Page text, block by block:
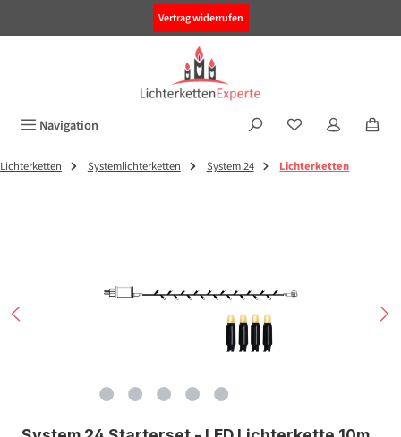
Vertrag widerrufen
Navigation
Lichterketten Systemlichterketten System 24 Lichterketten